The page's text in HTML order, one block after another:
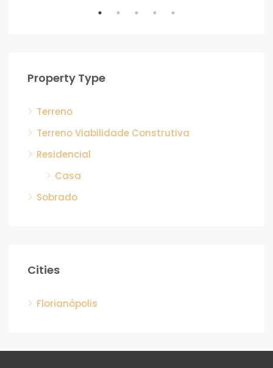
Property Type
Terreno
Terreno Viabilidade Construtiva
Residencial
Casa
Sobrado
Cities
Florianópolis